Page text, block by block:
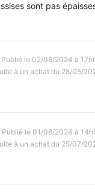
sont pas
Publié le 02/08/2024 à
à un achat du 28/05/
Publié le 01/08/2024 à
à un achat du 25/07/